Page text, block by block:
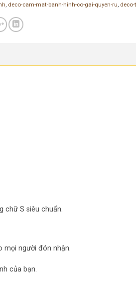
deco-cam-mat-banh-hinh-co-gai-quyen-ru
chữ S siêu chuẩn.
mọi người đón nhận.
của bạn.